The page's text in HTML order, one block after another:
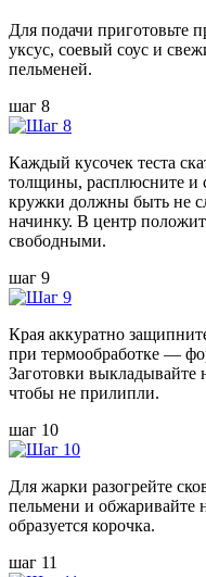
Для подачи приготовьте
уксус, соевый соус и
пельменей.
шаг 8
Каждый кусочек теста
толщины, расплюсните и
кружки должны быть не
начинку. В центр
свободными.
шаг 9
Края аккуратно
при термообработке —
Заготовки выкладывайте
чтобы не прилипли.
шаг 10
Для жарки разогрейте
пельмени и
образуется корочка.
шаг 11